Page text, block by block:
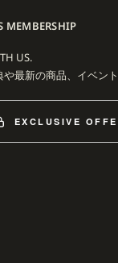
MEMBERSHIP
US.
最新の商品、イベン
EXCLUSIVE